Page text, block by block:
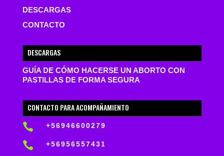
DESCARGAS
CONTACTO
DESCARGAS
GUÍA DE CÓMO HACERSE UN ABORTO CON
PASTILLAS DE FORMA SEGURA
CONTACTO PARA ACOMPAÑAMIENTO
 +56946600279
 +56956557431